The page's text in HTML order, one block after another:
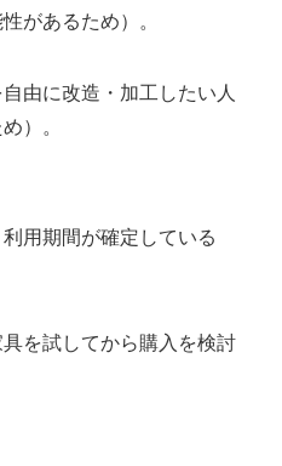
があるため）。
由に改造・加工したい人
）。
用期間が確定している
を試してから購入を検討